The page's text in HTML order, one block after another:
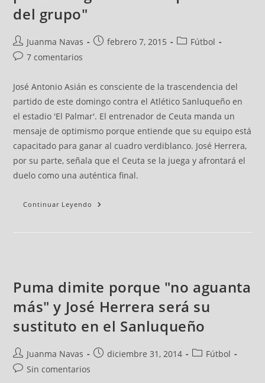
del grupo"
Juanma Navas febrero 7, 2015
Fútbol
7 comentarios
José Antonio Asián es consciente de la trascendencia del
partido de este domingo contra el Atlético Sanluqueño en
el estadio 'El Palmar'. El entrenador de Ceuta manda un
mensaje de optimismo porque entiende que su equipo está
capacitado para ganar al cuadro verdiblanco. José Herrera,
por su parte, señala que el Ceuta se la juega y afrontará el
duelo como una auténtica final.
Continuar Leyendo
Puma dimite porque "no aguanta
más" y José Herrera será su
sustituto en el Sanluqueño
Juanma Navas diciembre 31, 2014
Fútbol
Sin comentarios